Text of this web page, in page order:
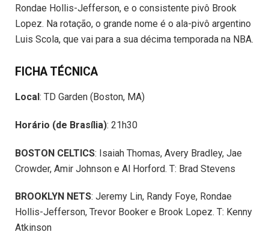
Rondae Hollis-Jefferson, e o consistente pivô Brook
Lopez. Na rotação, o grande nome é o ala-pivô argentino
Luis Scola, que vai para a sua décima temporada na NBA.
FICHA TÉCNICA
Local: TD Garden (Boston, MA)
Horário (de Brasília): 21h30
BOSTON CELTICS: Isaiah Thomas, Avery Bradley, Jae
Crowder, Amir Johnson e Al Horford. T: Brad Stevens
BROOKLYN NETS: Jeremy Lin, Randy Foye, Rondae
Hollis-Jefferson, Trevor Booker e Brook Lopez. T: Kenny
Atkinson